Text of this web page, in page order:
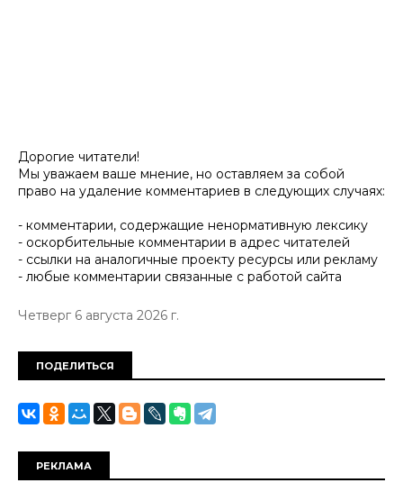
Дорогие читатели!
Мы уважаем ваше мнение, но оставляем за собой
право на удаление комментариев в следующих случаях:
- комментарии, содержащие ненормативную лексику
- оскорбительные комментарии в адрес читателей
- ссылки на аналогичные проекту ресурсы или рекламу
- любые комментарии связанные с работой сайта
Четверг 6 августа 2026 г.
ПОДЕЛИТЬСЯ
РЕКЛАМА